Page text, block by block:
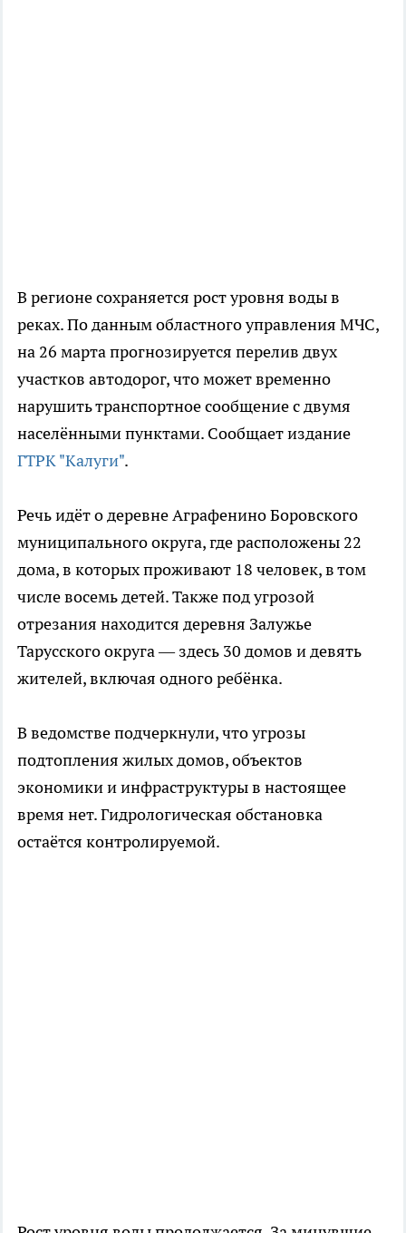
В регионе сохраняется рост уровня воды в
реках. По данным областного управления МЧС,
на 26 марта прогнозируется перелив двух
участков автодорог, что может временно
нарушить транспортное сообщение с двумя
населёнными пунктами. Сообщает издание
ГТРК "Калуги".
Речь идёт о деревне Аграфенино Боровского
муниципального округа, где расположены 22
дома, в которых проживают 18 человек, в том
числе восемь детей. Также под угрозой
отрезания находится деревня Залужье
Тарусского округа — здесь 30 домов и девять
жителей, включая одного ребёнка.
В ведомстве подчеркнули, что угрозы
подтопления жилых домов, объектов
экономики и инфраструктуры в настоящее
время нет. Гидрологическая обстановка
остаётся контролируемой.